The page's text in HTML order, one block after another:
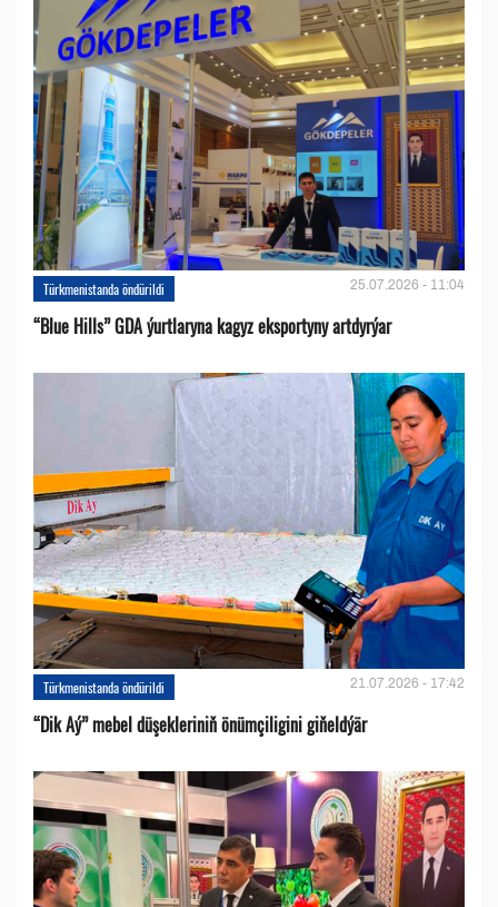
Türkmenistanda öndürildi 25.07.2026 - 11:04
“Blue Hills” GDA ýurtlaryna kagyz eksportyny artdyrýar
Türkmenistanda öndürildi 21.07.2026 - 17:42
“Dik Aý” mebel düşekleriniň önümçiligini giňeldýär